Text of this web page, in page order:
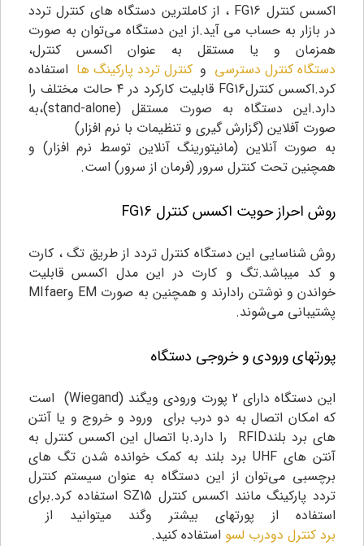
اکسس کنترل FG16 ، از کاملترین دستگاه های کنترل تردد
در بازار به حساب می آید.از این دستگاه می‌توان به صورت
همزمان و یا مستقل به عنوان‌ اکسس کنترل،
دستگاه کنترل دسترسی وکنترل تردد پارکینگ ها استفاده
کرد.اکسس کنترلFG16 قابلیت کارکرد در ۴ حالت مختلف را
دارد.این دستگاه به صورت مستقل (stand-alone)،به
صورت آفلاین (گزارش گیری و تنظیمات با نرم افزار)
به صورت آنلاین (مانیتورینگ آنلاین توسط نرم افزار) و
همچنین تحت کنترل سرور (فرمان از سرور) است.
روش احراز حویت اکسس کنترل FG16
روش شناسایی این دستگاه کنترل تردد از طریق تگ ، کارت
و کد میباشد.تگ و کارت در این مدل اکسس قابلیت
خواندن و نوشتن رادارند و همچنین به صورت EM وMIfaer
پشتیبانی می‌شوند.
پورتهای ورودی و خروجی دستگاه
این دستگاه دارای 2 پورت ورودی ویگند (Wiegand) است
که امکان اتصال به دو درب برای ورود و خروج و یا آنتن
های برد بلندRFID را دارد.با اتصال این اکسس کنترل به
آنتن های UHF برد بلند به کمک خوانده شدن تگ های
برچسبی می‌توان از این دستگاه به عنوان سیستم کنترل
تردد پارکینگ مانند اکسس کنترل SZ15 استفاده کرد.برای
استفاده از پورتهای بیشتر وگند میتوانید از
برد کنترل دودرب لسو استفاده کنید.